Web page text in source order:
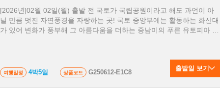
[2026년]02월 02일(월) 출발 전 국토가 국립공원이라고 해도 과언이 아
닐 만큼 멋진 자연풍경을 자랑하는 곳! 국토 중앙부에는 활동하는 화산대
가 있어 변화가 풍부해 그 아름다움을 더하는 중남미의 푸른 유토피아 코
여행일정 4박5일 상품코드 G250612-E1C8
출발일 보기